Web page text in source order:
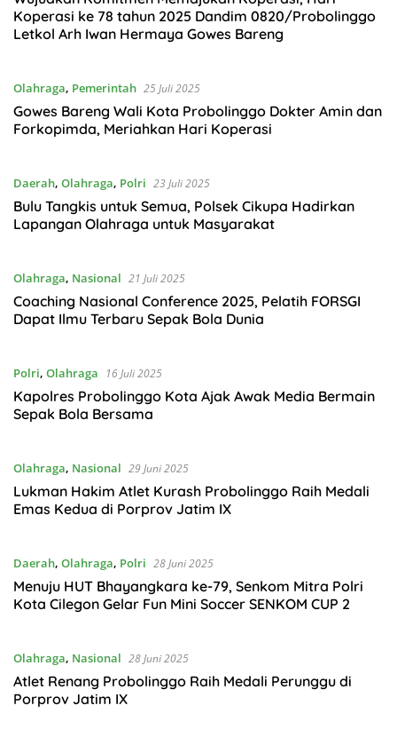
Koperasi ke 78 tahun 2025 Dandim 0820/Probolinggo
Letkol Arh Iwan Hermaya Gowes Bareng
Olahraga, Pemerintah 25 Juli 2025
Gowes Bareng Wali Kota Probolinggo Dokter Amin dan
Forkopimda, Meriahkan Hari Koperasi
Daerah, Olahraga, Polri 23 Juli 2025
Bulu Tangkis untuk Semua, Polsek Cikupa Hadirkan
Lapangan Olahraga untuk Masyarakat
Olahraga, Nasional 21 Juli 2025
Coaching Nasional Conference 2025, Pelatih FORSGI
Dapat Ilmu Terbaru Sepak Bola Dunia
Polri, Olahraga 16 Juli 2025
Kapolres Probolinggo Kota Ajak Awak Media Bermain
Sepak Bola Bersama
Olahraga, Nasional 29 Juni 2025
Lukman Hakim Atlet Kurash Probolinggo Raih Medali
Emas Kedua di Porprov Jatim IX
Daerah, Olahraga, Polri 28 Juni 2025
Menuju HUT Bhayangkara ke-79, Senkom Mitra Polri
Kota Cilegon Gelar Fun Mini Soccer SENKOM CUP 2
Olahraga, Nasional 28 Juni 2025
Atlet Renang Probolinggo Raih Medali Perunggu di
Porprov Jatim IX